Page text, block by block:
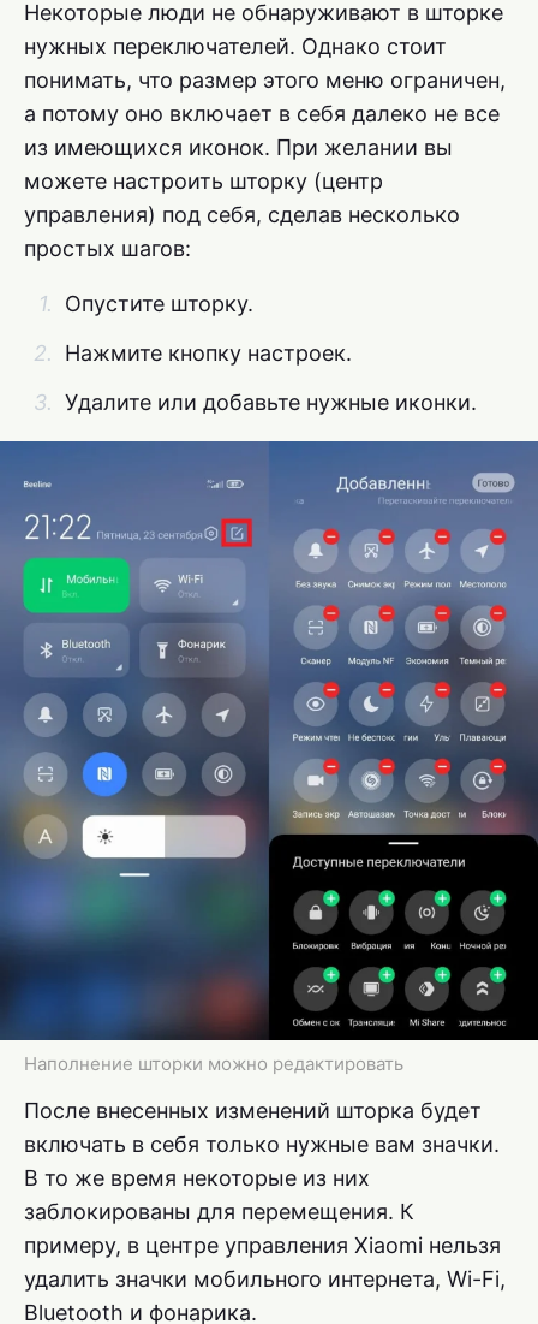
Некоторые люди не обнаруживают в шторке
нужных переключателей. Однако стоит
понимать, что размер этого меню ограничен,
а потому оно включает в себя далеко не все
из имеющихся иконок. При желании вы
можете настроить шторку (центр
управления) под себя, сделав несколько
простых шагов:
Опустите шторку.
Нажмите кнопку настроек.
Удалите или добавьте нужные иконки.
Наполнение шторки можно редактировать
После внесенных изменений шторка будет
включать в себя только нужные вам значки.
В то же время некоторые из них
заблокированы для перемещения. К
примеру, в центре управления Xiaomi нельзя
удалить значки мобильного интернета, Wi-Fi,
Bluetooth и фонарика.